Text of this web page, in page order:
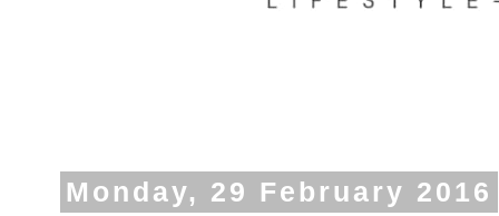
Monday, 29 February 2016